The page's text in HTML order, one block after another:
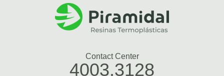
Contact Center
4003.3128